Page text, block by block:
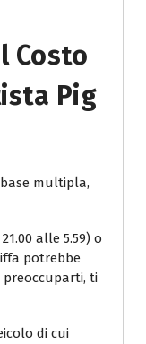
Costo
Pig
multipla,
alle 5.59) o
potrebbe
preoccuparti, ti
di cui